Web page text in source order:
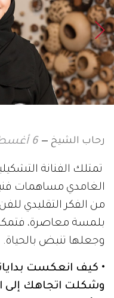
رحاب الشيخ 6 أغسطس 2019
تمتلك الفنانة
الغامدي مساهمات
من الفكر التقليدي
بلمسة معاصرة،
وجعلها تنبض بالحياة.
• كيف انعكست
وشكلت اتجاهك إلى